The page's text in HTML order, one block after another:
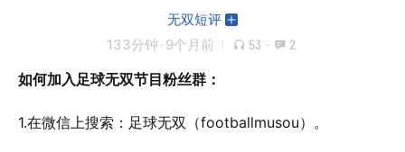
无双短评
133分钟 · 9个月前 53 · 2
如何加入足球无双节目粉丝群：
1.在微信上搜索：足球无双（footballmusou）。